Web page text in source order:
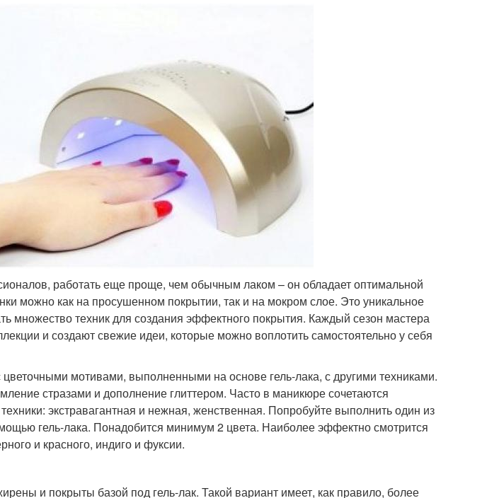
работать еще проще, чем обычным лаком – он обладает оптимальной
можно как на просушенном покрытии, так и на мокром слое. Это уникальное
множество техник для создания эффектного покрытия. Каждый сезон мастера
и создают свежие идеи, которые можно воплотить самостоятельно у себя
цветочными мотивами, выполненными на основе гель-лака, с другими техниками.
стразами и дополнение глиттером. Часто в маникюре сочетаются
экстравагантная и нежная, женственная. Попробуйте выполнить один из
гель-лака. Понадобится минимум 2 цвета. Наиболее эффектно смотрится
и красного, индиго и фуксии.
и покрыты базой под гель-лак. Такой вариант имеет, как правило, более